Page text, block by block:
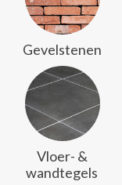
Gevelstenen
Vloer- &
wandtegels